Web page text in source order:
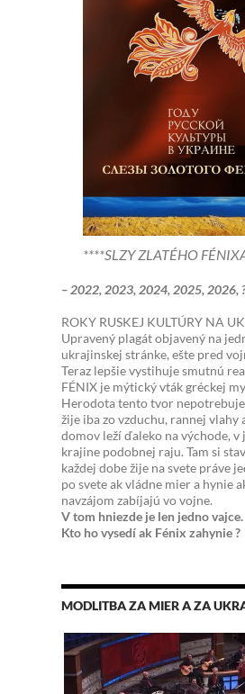
****SLZY ZLATÉHO
– 2022, 2023, 2024, 2025, 2026,
ROKY RUSKEJ KULTÚRY NA
Upravený plagát objavený na
ukrajinskej stránke, ešte pred
Teraz lepšie vystihuje smutnú
FÉNIX je mýtický vták gréckej
Herodota tento tvor
žije iba zo vzduchu, rannej vlahy
domov leží ďaleko na východe,
krajine podobnej raju. Tam si
každej dobe žije na svete práve
po svete ak vládne mier a hynie
navzájom zabíjajú vo vojne.
V tom hniezde je len jedno vajce.
Kto ho vysedí ak Fénix zahynie ?
MODLITBA ZA MIER A ZA